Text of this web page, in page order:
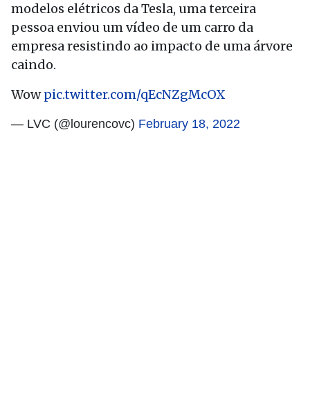
modelos elétricos da Tesla, uma terceira
pessoa enviou um vídeo de um carro da
empresa resistindo ao impacto de uma árvore
caindo.
Wowpic.twitter.com/qEcNZgMcOX
— LVC (@lourencovc) February 18, 2022